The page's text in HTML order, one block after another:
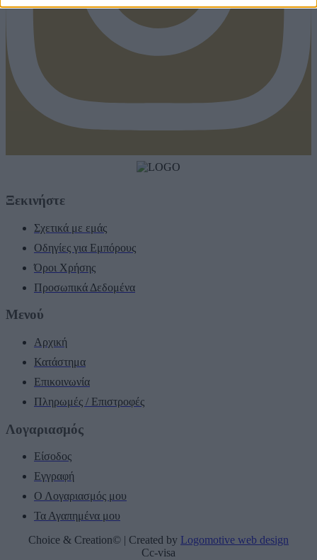
Ξεκινήστε
Σχετικά με εμάς
Οδηγίες για Εμπόρους
Όροι Χρήσης
Προσωπικά Δεδομένα
Μενού
Αρχική
Κατάστημα
Επικοινωνία
Πληρωμές / Επιστροφές
Λογαριασμός
Είσοδος
Εγγραφή
Ο Λογαριασμός μου
Τα Αγαπημένα μου
Choice & Creation© | Created by Logomotive web design
Cc-visa